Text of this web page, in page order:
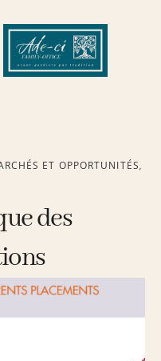
ET OPPORTUNITÉS,
des